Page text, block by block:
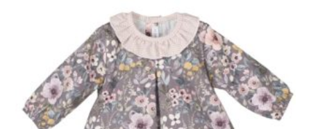
variantes.
Las
opciones
se
pueden
elegir